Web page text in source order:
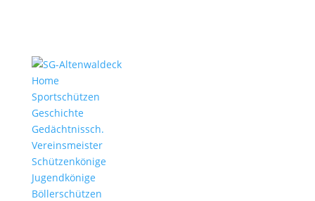
Home
Sportschützen
Geschichte
Gedächtnissch.
Vereinsmeister
Schützenkönige
Jugendkönige
Böllerschützen